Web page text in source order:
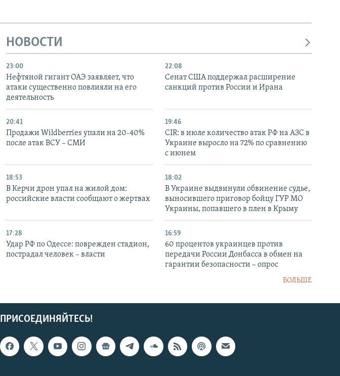
НОВОСТИ
23:00
Нефтяной гигант ОАЭ заявляет, что
атаки существенно повлияли на его
деятельность
22:08
Сенат США поддержал расширение
санкций против России и Ирана
20:41
Продажи Wildberries упали на 20-40%
после атак ВСУ – СМИ
19:46
CIR: в июле количество атак РФ на АЗС в
Украине выросло на 72% по сравнению
с июнем
18:53
В Керчи дрон упал на жилой дом:
российские власти сообщают о жертвах
18:02
В Украине выдвинули обвинение судье,
выносившего приговор бойцу ГУР МО
Украины, попавшего в плен в Крыму
17:28
Удар РФ по Одессе: поврежден стадион,
пострадал человек – власти
16:59
60 процентов украинцев против
передачи России Донбасса в обмен на
гарантии безопасности – опрос
БОЛЬШЕ
ПРИСОЕДИНЯЙТЕСЬ!